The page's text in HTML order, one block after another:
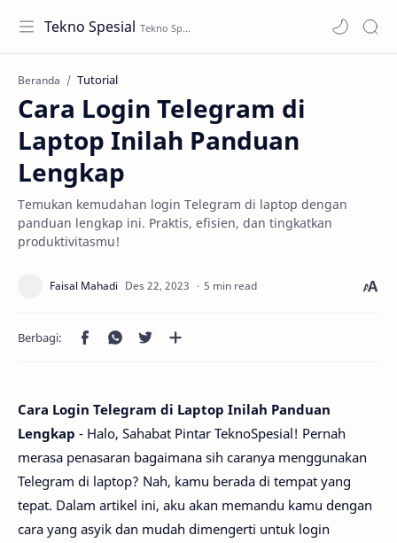
Tekno Spesial
Beranda Tutorial
Cara Login Telegram di
Laptop Inilah Panduan
Lengkap
Temukan kemudahan login Telegram di laptop dengan
panduan lengkap ini. Praktis, efisien, dan tingkatkan
produktivitasmu!
5 min read
Cara Login Telegram di Laptop Inilah Panduan
Lengkap - Halo, Sahabat Pintar TeknoSpesial! Pernah
merasa penasaran bagaimana sih caranya menggunakan
Telegram di laptop? Nah, kamu berada di tempat yang
tepat. Dalam artikel ini, aku akan memandu kamu dengan
cara yang asyik dan mudah dimengerti untuk login